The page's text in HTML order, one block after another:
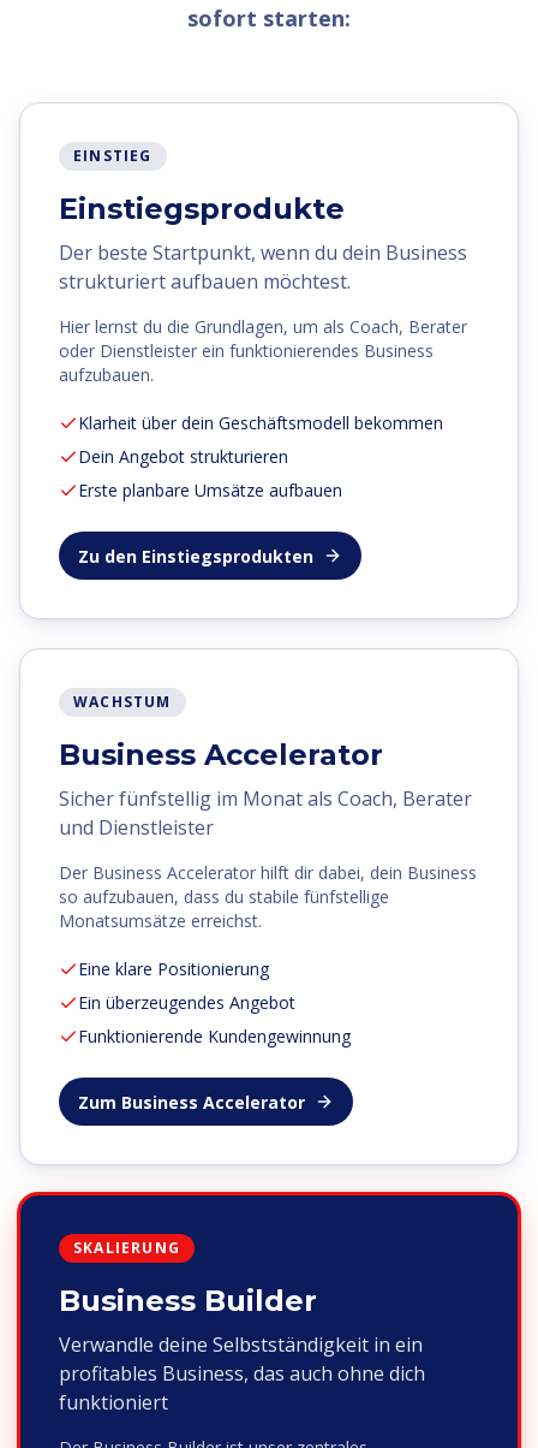
sofort starten:
EINSTIEG
Einstiegsprodukte
Der beste Startpunkt, wenn du dein Business
strukturiert aufbauen möchtest.
Hier lernst du die Grundlagen, um als Coach, Berater
oder Dienstleister ein funktionierendes Business
aufzubauen.
Klarheit über dein Geschäftsmodell bekommen
Dein Angebot strukturieren
Erste planbare Umsätze aufbauen
Zu den Einstiegsprodukten
WACHSTUM
Business Accelerator
Sicher fünfstellig im Monat als Coach, Berater
und Dienstleister
Der Business Accelerator hilft dir dabei, dein Business
so aufzubauen, dass du stabile fünfstellige
Monatsumsätze erreichst.
Eine klare Positionierung
Ein überzeugendes Angebot
Funktionierende Kundengewinnung
Zum Business Accelerator
SKALIERUNG
Business Builder
Verwandle deine Selbstständigkeit in ein
profitables Business, das auch ohne dich
funktioniert